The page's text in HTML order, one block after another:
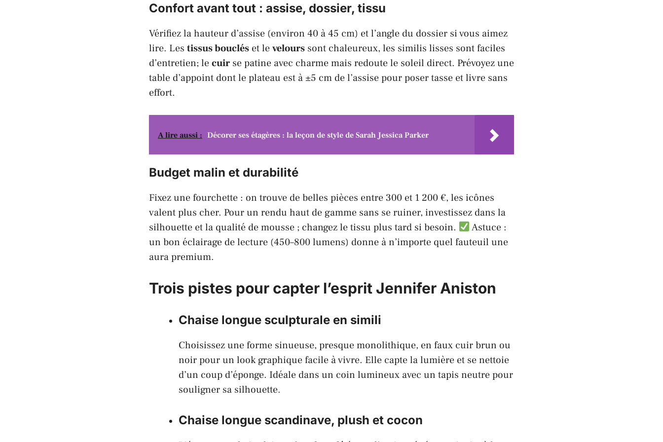
Confort avant tout : assise, dossier, tissu
Vérifiez la hauteur d’assise (environ 40 à 45 cm) et l’angle du dossier si vous aimez
lire. Les tissus bouclés et levelours sont chaleureux, les similis lisses sont faciles
d’entretien; lecuir se patine avec charme mais redoute le soleil direct. Prévoyez une
table d’appoint dont le plateau est à ±5 cm de l’assise pour poser tasse et livre sans
effort.
A lire aussi : Décorer ses étagères : la leçon de style de Sarah Jessica Parker
Budget malin et durabilité
Fixez une fourchette : on trouve de belles pièces entre 300 et 1 200 €, les icônes
valent plus cher. Pour un rendu haut de gamme sans se ruiner, investissez dans la
silhouette et la qualité de mousse ; changez le tissu plus tard si besoin.
Astuce :
un bon éclairage de lecture (450–800 lumens) donne à n’importe quel fauteuil une
aura premium.
Trois pistes pour capter l’esprit Jennifer Aniston
Chaise longue sculpturale en simili
Choisissez une forme sinueuse, presque monolithique, en faux cuir brun ou
noir pour un look graphique facile à vivre. Elle capte la lumière et se nettoie
d’un coup d’éponge. Idéale dans un coin lumineux avec un tapis neutre pour
souligner sa silhouette.
Chaise longue scandinave, plush et cocon